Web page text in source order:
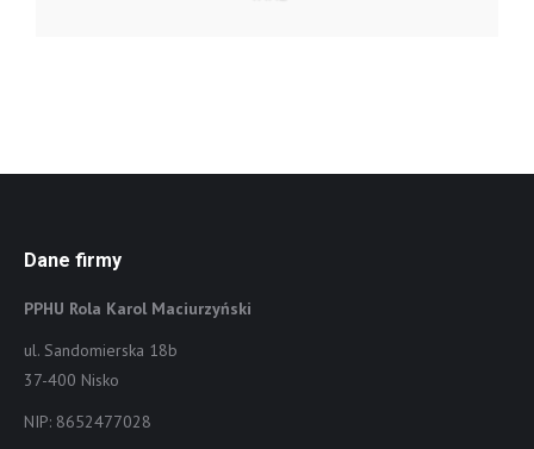
Dane firmy
PPHU Rola Karol Maciurzyński
ul. Sandomierska 18b
37-400 Nisko
NIP: 8652477028